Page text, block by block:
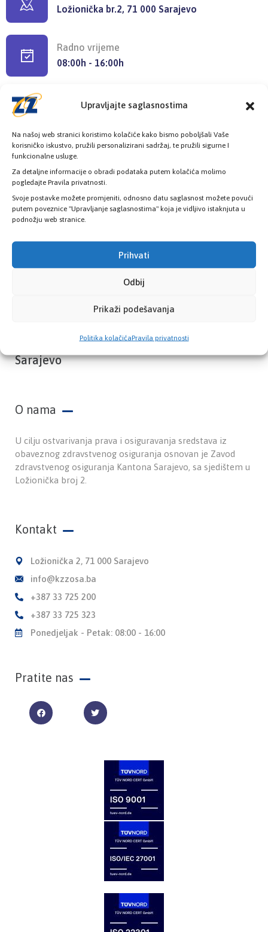
Upravljajte saglasnostima
Na našoj web stranici koristimo kolačiće kako bismo poboljšali Vaše
korisničko iskustvo, pružili personalizirani sadržaj, te pružili sigurne I
funkcionalne usluge.
Za detaljne informacije o obradi podataka putem kolačića molimo
pogledajte Pravila privatnosti.
Svoje postavke možete promjeniti, odnosno datu saglasnost možete povući
putem poveznice "Upravljanje saglasnostima" koja je vidljivo istaknjuta u
podnožju web stranice.
Prihvati
Odbij
Prikaži podešavanja
Politika kolačićaPravila privatnosti
Ložionička br.2, 71 000 Sarajevo
Radno vrijeme
08:00h - 16:00h
Provjerite status vaše elektronske
zdravstvene kartice
PROVJERITE STATUS
Zavod zdravstvenog osiguranja Kantona
Sarajevo
O nama
U cilju ostvarivanja prava i osiguravanja sredstava iz
obaveznog zdravstvenog osiguranja osnovan je Zavod
zdravstvenog osiguranja Kantona Sarajevo, sa sjedištem u
Ložionička broj 2.
Kontakt
Ložionička 2, 71 000 Sarajevo
info@kzzosa.ba
+387 33 725 200
+387 33 725 323
Ponedjeljak - Petak: 08:00 - 16:00
Pratite nas